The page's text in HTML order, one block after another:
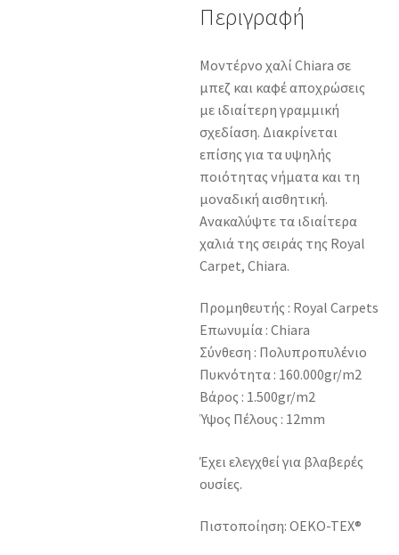
Περιγραφή
Μοντέρνο χαλί Chiara σε
μπεζ και καφέ αποχρώσεις
με ιδιαίτερη γραμμική
σχεδίαση. Διακρίνεται
επίσης για τα υψηλής
ποιότητας νήματα και τη
μοναδική αισθητική.
Ανακαλύψτε τα ιδιαίτερα
χαλιά της σειράς της Royal
Carpet, Chiara.
Προμηθευτής : Royal Carpets
Επωνυμία : Chiara
Σύνθεση : Πολυπροπυλένιο
Πυκνότητα : 160.000gr/m2
Βάρος : 1.500gr/m2
Ύψος Πέλους : 12mm
Έχει ελεγχθεί για βλαβερές
ουσίες.
Πιστοποίηση: OEKO-TEX®